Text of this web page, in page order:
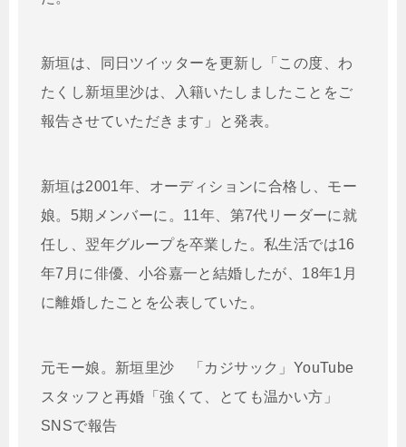
新垣は、同日ツイッターを更新し「この度、わ
たくし新垣里沙は、入籍いたしましたことをご
報告させていただきます」と発表。
新垣は2001年、オーディションに合格し、モー
娘。5期メンバーに。11年、第7代リーダーに就
任し、翌年グループを卒業した。私生活では16
年7月に俳優、小谷嘉一と結婚したが、18年1月
に離婚したことを公表していた。
元モー娘。新垣里沙 「カジサック」YouTube
スタッフと再婚「強くて、とても温かい方」
SNSで報告